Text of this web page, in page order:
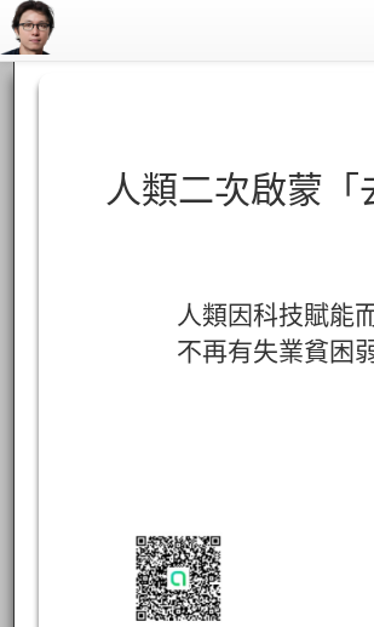
人類二次啟蒙
人類因科技賦能
不再有失業貧困